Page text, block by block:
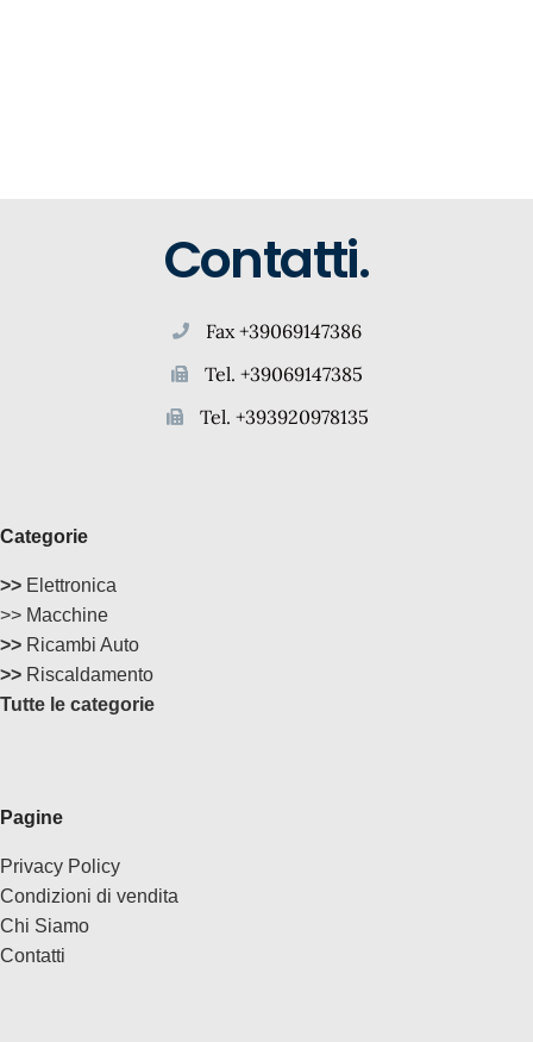
Contatti.
Fax +39069147386
Tel. +39069147385
Tel. +393920978135
Categorie
>> Elettronica
>> Macchine
>> Ricambi Auto
>> Riscaldamento
Tutte le categorie
Pagine
Privacy Policy
Condizioni di vendita
Chi Siamo
Contatti